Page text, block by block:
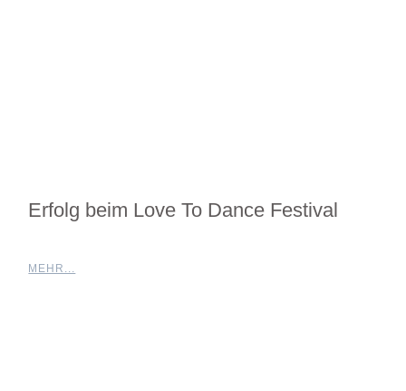
Erfolg beim Love To Dance Festival
MEHR...